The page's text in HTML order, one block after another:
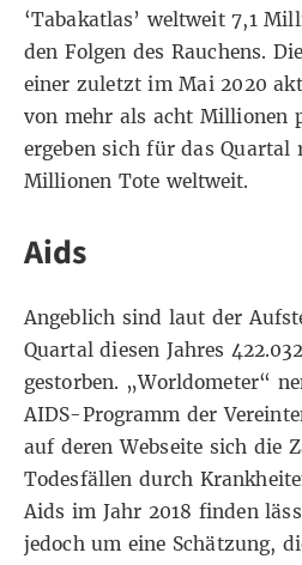
‘Tabakatlas’ weltweit7,1
den Folgen des Rauchens.
einer zuletzt im Mai 2020
von mehr als acht Millionen
ergeben sich für das Quartal
Millionen Tote weltweit.
Aids
Angeblich sind laut der
Quartal diesen Jahres
gestorben. „Worldometer“
AIDS-Programm der
auf deren Webseite sich die
Todesfällen durch
Aids im Jahr 2018 finden
jedoch um eine Schätzung,